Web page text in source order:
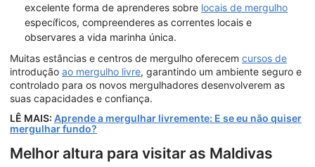
excelente forma de aprenderes sobre locais de mergulho
específicos, compreenderes as correntes locais e
observares a vida marinha única.
Muitas estâncias e centros de mergulho oferecem cursos de
introdução ao mergulho livre, garantindo um ambiente seguro e
controlado para os novos mergulhadores desenvolverem as
suas capacidades e confiança.
LÊ MAIS: Aprende a mergulhar livremente: E se eu não quiser
mergulhar fundo?
Melhor altura para visitar as Maldivas